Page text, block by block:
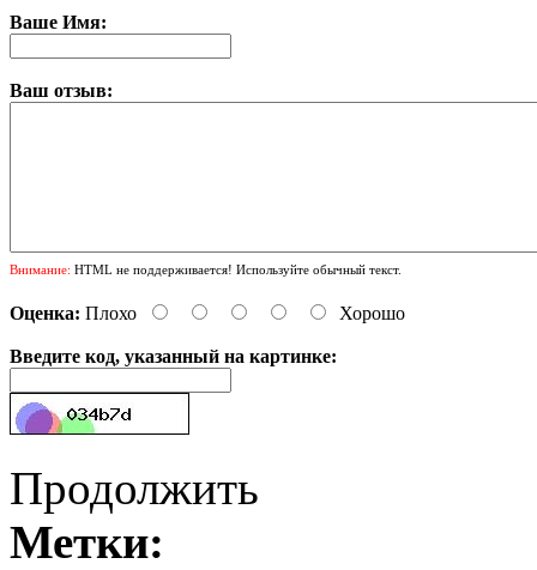
Ваше Имя:
Ваш отзыв:
Внимание: HTML не поддерживается! Используйте обычный текст.
Оценка: Плохо Хорошо
Введите код, указанный на картинке:
Продолжить
Метки: